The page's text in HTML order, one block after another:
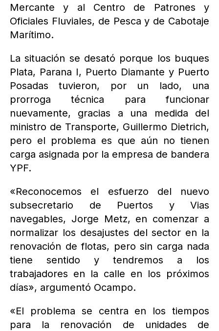
Mercante y al Centro de Patrones y
Oficiales Fluviales, de Pesca y de Cabotaje
Marítimo.
La situación se desató porque los buques
Plata, Parana I, Puerto Diamante y Puerto
Posadas tuvieron, por un lado, una
prorroga técnica para funcionar
nuevamente, gracias a una medida del
ministro de Transporte, Guillermo Dietrich,
pero el problema es que aún no tienen
carga asignada por la empresa de bandera
YPF.
«Reconocemos el esfuerzo del nuevo
subsecretario de Puertos y Vias
navegables, Jorge Metz, en comenzar a
normalizar los desajustes del sector en la
renovación de flotas, pero sin carga nada
tiene sentido y tendremos a los
trabajadores en la calle en los próximos
días», argumentó Ocampo.
«El problema se centra en los tiempos
para la renovación de unidades de